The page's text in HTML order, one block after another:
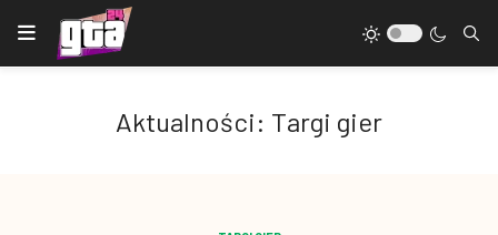
Aktualności: Targi gier